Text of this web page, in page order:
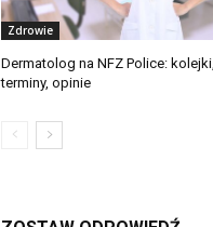
Zdrowie
Dermatolog na NFZ Police: kolejki,
terminy, opinie